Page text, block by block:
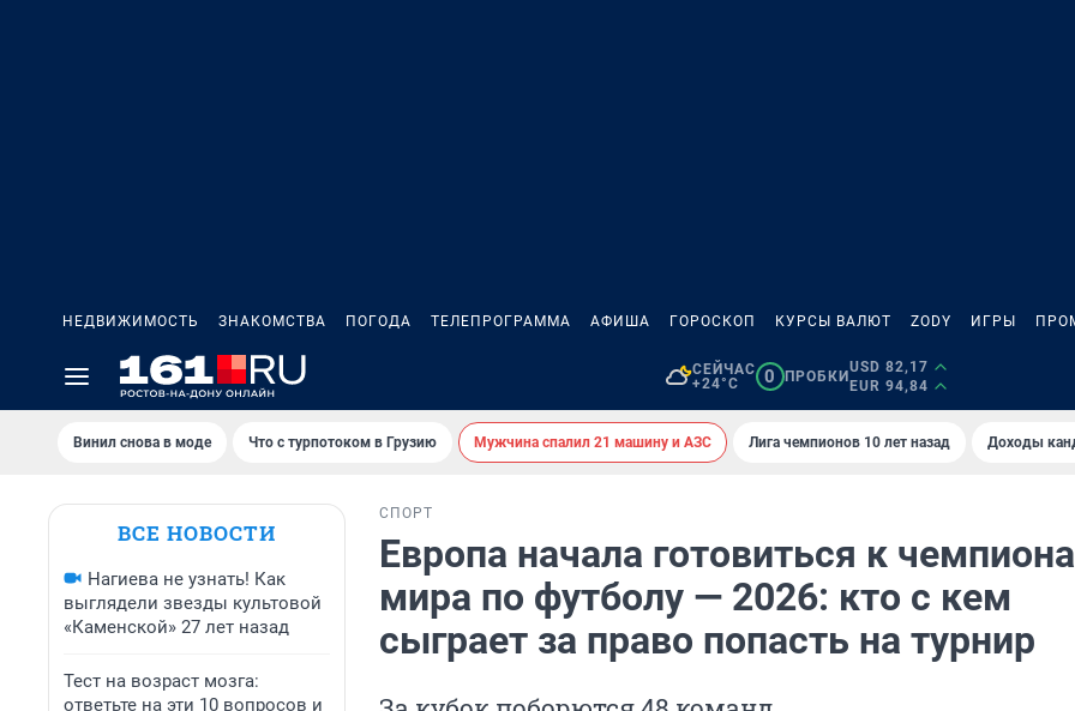
НЕДВИЖИМОСТЬ ЗНАКОМСТВА ПОГОДА ТЕЛЕПРОГРАММА АФИША ГОРОСКОП КУРСЫ ВАЛЮТ ZODY ИГРЫ
СЕЙЧАС
+24°C
0 ПРОБКИ
USD 82,17
EUR 94,84
Винил снова в моде Что с турпотоком в Грузию Мужчина спалил 21 машину и АЗС Лига чемпионов 10 лет назад Доходы
ВСЕ НОВОСТИ
Нагиева не узнать! Как
выглядели звезды культовой
«Каменской» 27 лет назад
Тест на возраст мозга:
ответьте на эти 10 вопросов и
СПОРТ
Европа начала готовиться к
мира по футболу — 2026: кто с кем
сыграет за право попасть на турнир